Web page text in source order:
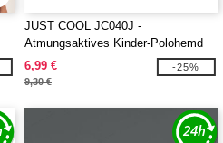
JUST COOL JC040J -
Atmungsaktives Kinder-Polohemd
6,99 €
9,30 €
-25%